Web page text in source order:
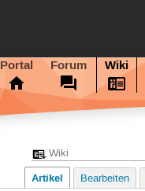
Portal Forum Wiki
Artikel Bearbeiten